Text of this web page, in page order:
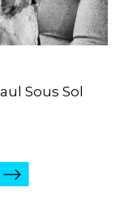
Sous Sol